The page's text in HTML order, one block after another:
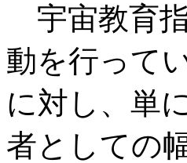
宇宙教育
動を行って
に対し、単
者としての